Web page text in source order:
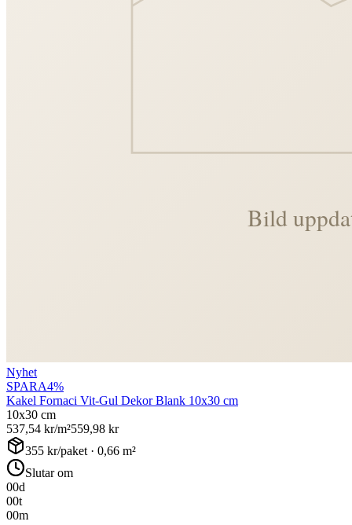
Nyhet
SPARA4%
Kakel Fornaci Vit-Gul Dekor Blank 10x30 cm
10x30 cm
537,54 kr/m²559,98 kr
355 kr/paket · 0,66 m²
Slutar om
00d
00t
00m